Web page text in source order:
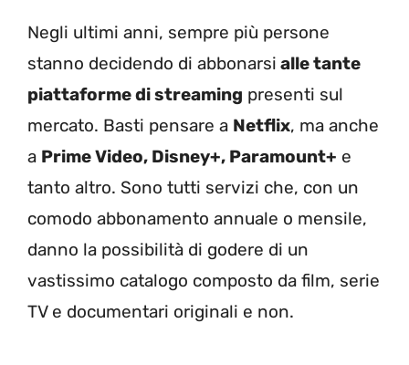
Negli ultimi anni, sempre più persone
stanno decidendo di abbonarsi alle tante
piattaforme di streaming presenti sul
mercato. Basti pensare a Netflix, ma anche
a Prime Video, Disney+, Paramount+ e
tanto altro. Sono tutti servizi che, con un
comodo abbonamento annuale o mensile,
danno la possibilità di godere di un
vastissimo catalogo composto da film, serie
TV e documentari originali e non.